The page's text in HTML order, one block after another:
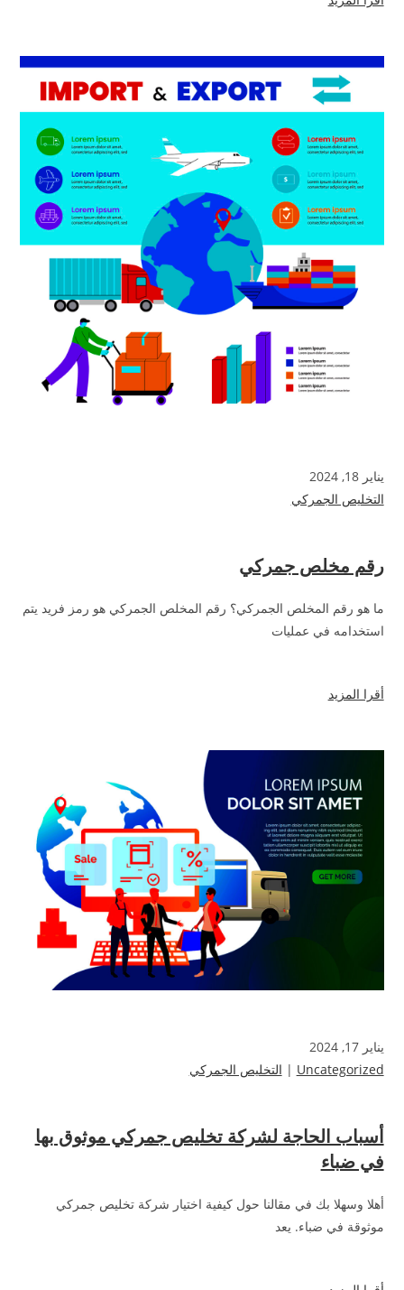
يناير 18, 2024
التخليص الجمركي
رقم مخلص جمركي
ما هو رقم المخلص الجمركي؟ رقم المخلص الجمركي هو رمز فريد يتم
استخدامه في عمليات
أقرا المزيد
يناير 17, 2024
Uncategorized
| التخليص الجمركي
أسباب الحاجة لشركة تخليص جمركي موثوق بها
في ضباء
أهلا وسهلا بك في مقالنا حول كيفية اختيار شركة تخليص جمركي
موثوقة في ضباء. يعد